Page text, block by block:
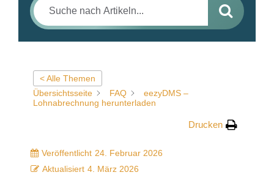
< Alle Themen
Übersichtsseite
FAQ
eezyDMS –
Lohnabrechnung herunterladen
Drucken
Veröffentlicht 24. Februar 2026
Aktualisiert 4. März 2026